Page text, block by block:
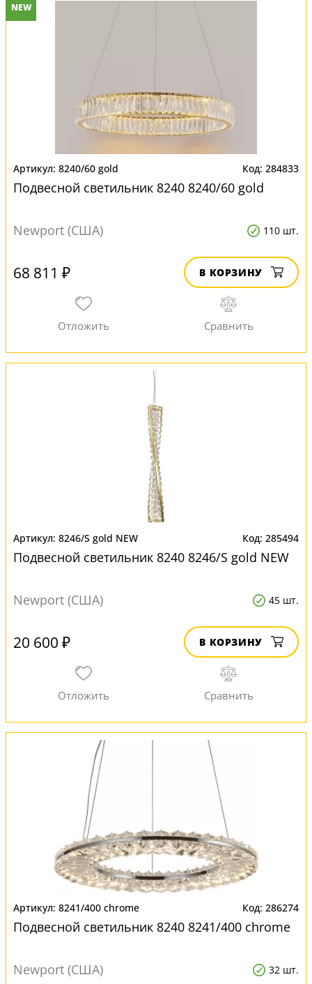
NEW
8240/60 gold 284833
Подвесной светильник 8240 8240/60 gold
Newport (США) 110 шт.
68 811 ₽ В КОРЗИНУ
8246/S gold NEW 285494
Подвесной светильник 8240 8246/S gold NEW
Newport (США) 45 шт.
20 600 ₽ В КОРЗИНУ
8241/400 chrome 286274
Подвесной светильник 8240 8241/400 chrome
Newport (США) 32 шт.